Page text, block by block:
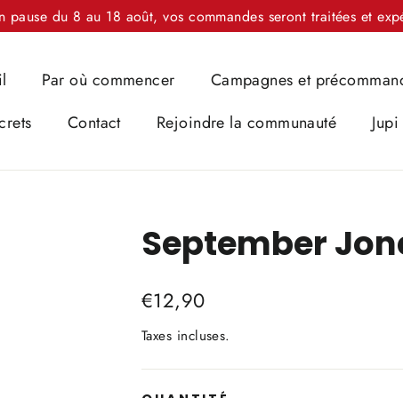
pause du 8 au 18 août, vos commandes seront traitées et
Par où commencer Campagnes et
Contact Rejoindre la communauté
September
Prix
€12,90
Taxes incluses.